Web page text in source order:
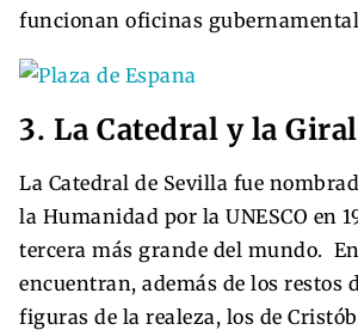
funcionan oficinas
3. La Catedral y la
La Catedral de Sevilla fue
la Humanidad por la UNESCO en
tercera más grande del mundo.
encuentran, además de los restos
figuras de la realeza, los de